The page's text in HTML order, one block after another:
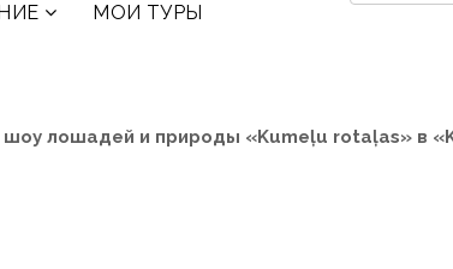
МОИ ТУРЫ
лошадей и природы «Kumeļu rotaļas» в